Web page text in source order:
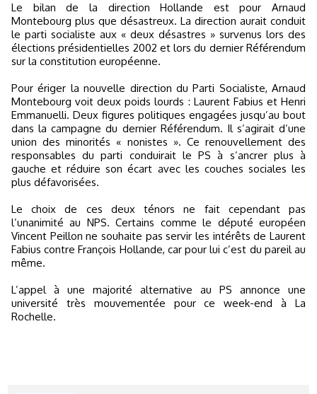
Le bilan de la direction Hollande est pour Arnaud
Montebourg plus que désastreux. La direction aurait conduit
le parti socialiste aux « deux désastres » survenus lors des
élections présidentielles 2002 et lors du dernier Référendum
sur la constitution européenne.
Pour ériger la nouvelle direction du Parti Socialiste, Arnaud
Montebourg voit deux poids lourds : Laurent Fabius et Henri
Emmanuelli. Deux figures politiques engagées jusqu’au bout
dans la campagne du dernier Référendum. Il s’agirait d’une
union des minorités « nonistes ». Ce renouvellement des
responsables du parti conduirait le PS à s’ancrer plus à
gauche et réduire son écart avec les couches sociales les
plus défavorisées.
Le choix de ces deux ténors ne fait cependant pas
l’unanimité au NPS. Certains comme le député européen
Vincent Peillon ne souhaite pas servir les intérêts de Laurent
Fabius contre François Hollande, car pour lui c’est du pareil au
même.
L’appel à une majorité alternative au PS annonce une
université très mouvementée pour ce week-end à La
Rochelle.